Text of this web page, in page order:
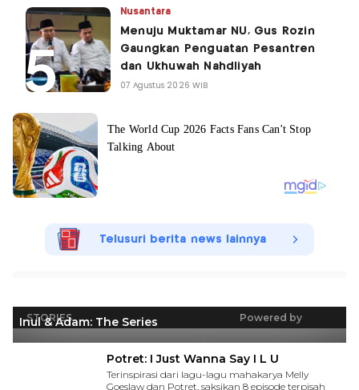
Nusantara
Menuju Muktamar NU, Gus Rozin
Gaungkan Penguatan Pesantren
dan Ukhuwah Nahdliyah
07 Agustus 2026 WIB
Telusuri berita news lainnya